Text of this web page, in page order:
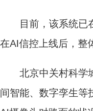
目前，该系统已在
在AI信控上线后，整
北京中关村科学城
间智能、数字孪生等